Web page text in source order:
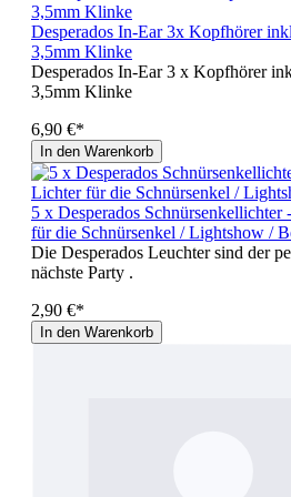
Desperados In-Ear 3x Kopfhörer
3,5mm Klinke
Desperados In-Ear 3 x Kopfhörer
3,5mm Klinke
6,90 €*
In den Warenkorb
5 x Desperados Schnürsenkellichter
für die Schnürsenkel / Lightshow /
Die Desperados Leuchter sind der
nächste Party .
2,90 €*
In den Warenkorb